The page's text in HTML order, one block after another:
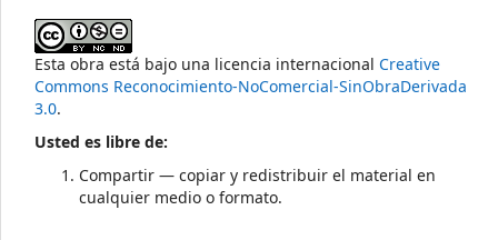
Esta obra está bajo una licencia internacional Creative
Commons Reconocimiento-NoComercial-SinObraDerivada
3.0.
Usted es libre de:
Compartir — copiar y redistribuir el material en
cualquier medio o formato.